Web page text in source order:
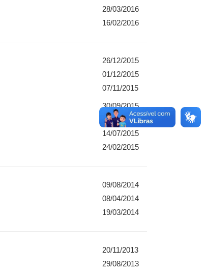
28/03/2016
16/02/2016
26/12/2015
01/12/2015
07/11/2015
30/09/2015
12/08/2015
14/07/2015
24/02/2015
09/08/2014
08/04/2014
19/03/2014
20/11/2013
29/08/2013